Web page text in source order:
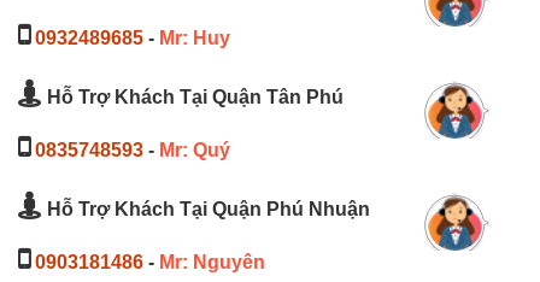
0932489685 - Mr: Huy
Hỗ Trợ Khách Tại Quận Tân Phú
0835748593 - Mr: Quý
Hỗ Trợ Khách Tại Quận Phú Nhuận
0903181486 - Mr: Nguyên